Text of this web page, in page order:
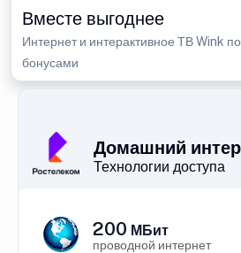
Вместе выгоднее
Интернет и интерактивное ТВ Wink
бонусами
Домашний
Технологии доступа
200 МБит
проводной интернет